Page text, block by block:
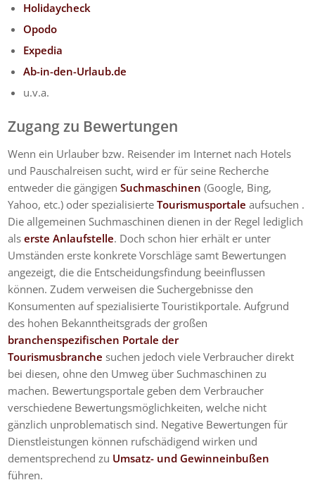
Holidaycheck
Opodo
Expedia
Ab-in-den-Urlaub.de
u.v.a.
Zugang zu Bewertungen
Wenn ein Urlauber bzw. Reisender im Internet nach Hotels
und Pauschalreisen sucht, wird er für seine Recherche
entweder die gängigenSuchmaschinen (Google, Bing,
Yahoo, etc.) oder spezialisierteTourismusportale aufsuchen .
Die allgemeinen Suchmaschinen dienen in der Regel lediglich
alserste Anlaufstelle. Doch schon hier erhält er unter
Umständen erste konkrete Vorschläge samt Bewertungen
angezeigt, die die Entscheidungsfindung beeinflussen
können. Zudem verweisen die Suchergebnisse den
Konsumenten auf spezialisierte Touristikportale. Aufgrund
des hohen Bekanntheitsgrads der großen
branchenspezifischen Portale der
Tourismusbranche suchen jedoch viele Verbraucher direkt
bei diesen, ohne den Umweg über Suchmaschinen zu
machen. Bewertungsportale geben dem Verbraucher
verschiedene Bewertungsmöglichkeiten, welche nicht
gänzlich unproblematisch sind. Negative Bewertungen für
Dienstleistungen können rufschädigend wirken und
dementsprechend zu Umsatz- und Gewinneinbußen
führen.